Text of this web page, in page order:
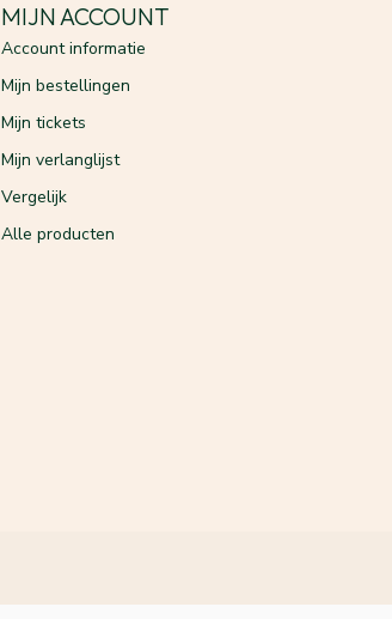
MIJN ACCOUNT
Account informatie
Mijn bestellingen
Mijn tickets
Mijn verlanglijst
Vergelijk
Alle producten